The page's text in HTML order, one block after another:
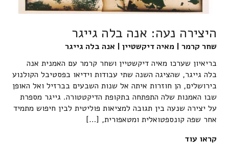
היצירה נעה: אנה בלה גייגר
שחר קרמר | מאיה דיקשטיין | אנה בלה גייגר
בריאיון שערכו מאיה דיקשטיין ושחר קרמר עם האמנית אנה
בלה גייגר, שהציגה השנה שתי עבודות וידיאו בפסטיבל הקולנוע
בירושלים, הן חוזרות איתה אל שנות השבעים בברזיל ואל האופן
שבו האמנות שלה התפתחה בתקופת הדיקטטורה. גייגר מספרת
על יצירה שנעה בין תגובה למציאות פוליטית לבין חיפוש מתמיד
אחר שפה קונספטואלית ומטאפורית, […]
קראו עוד